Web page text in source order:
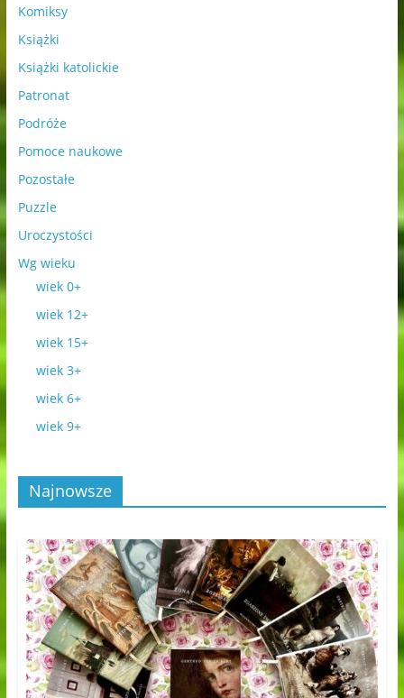
Komiksy
Książki
Książki katolickie
Patronat
Podróże
Pomoce naukowe
Pozostałe
Puzzle
Uroczystości
Wg wieku
wiek 0+
wiek 12+
wiek 15+
wiek 3+
wiek 6+
wiek 9+
Najnowsze